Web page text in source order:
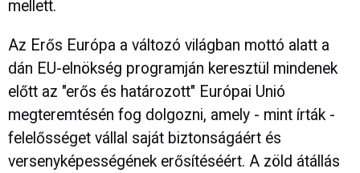
mellett.
Az Erős Európa a változó világban mottó alatt a
dán EU-elnökség programján keresztül mindenek
előtt az "erős és határozott" Európai Unió
megteremtésén fog dolgozni, amely - mint írták -
felelősséget vállal saját biztonságáért és
versenyképességének erősítéséért. A zöld átállás